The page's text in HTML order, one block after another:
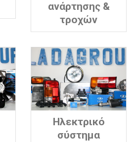
ανάρτησης &
τροχών
Ηλεκτρικό
σύστημα